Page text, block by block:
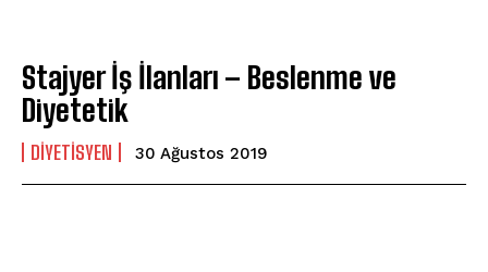
Stajyer İş İlanları – Beslenme ve
Diyetetik
DIYETISYEN 30 Ağustos 2019